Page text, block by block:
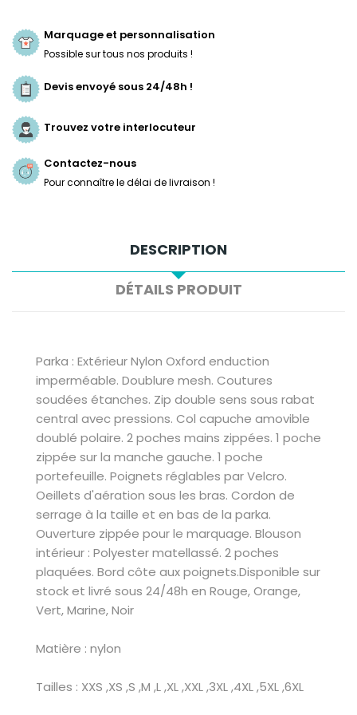
Marquage et personnalisation
Possible sur tous nos produits !
Devis envoyé sous 24/48h !
Trouvez votre interlocuteur
Contactez-nous
Pour connaître le délai de livraison !
DESCRIPTION
DÉTAILS PRODUIT
Parka : Extérieur Nylon Oxford enduction
imperméable. Doublure mesh. Coutures
soudées étanches. Zip double sens sous rabat
central avec pressions. Col capuche amovible
doublé polaire. 2 poches mains zippées. 1 poche
zippée sur la manche gauche. 1 poche
portefeuille. Poignets réglables par Velcro.
Oeillets d'aération sous les bras. Cordon de
serrage à la taille et en bas de la parka.
Ouverture zippée pour le marquage. Blouson
intérieur : Polyester matellassé. 2 poches
plaquées. Bord côte aux poignets.Disponible sur
stock et livré sous 24/48h en Rouge, Orange,
Vert, Marine, Noir
Matière : nylon
Tailles : XXS ,XS ,S ,M ,L ,XL ,XXL ,3XL ,4XL ,5XL ,6XL